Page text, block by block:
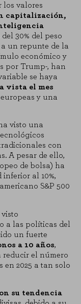
los valores
capitalización,
30% del peso
un repunte de la
económico y
por Trump-, han
se haya
vista el mes
y una
visto una
con
A pesar de ello,
de bolsa) ha
al 10%,
S&P 500
a las políticas del
un fuerte
a 10 años,
reducir el número
en 2025 a tan solo
su tendencia